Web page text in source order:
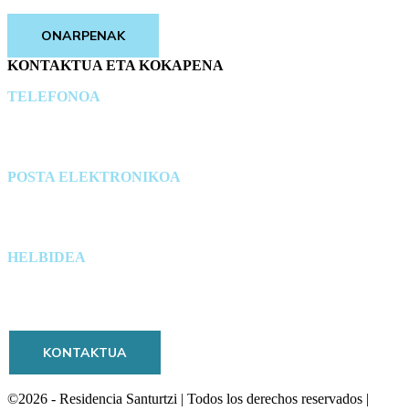
ONARPENAK
KONTAKTUA ETA KOKAPENA
TELEFONOA
POSTA ELEKTRONIKOA
HELBIDEA
KONTAKTUA
©2026 - Residencia Santurtzi | Todos los derechos reservados |